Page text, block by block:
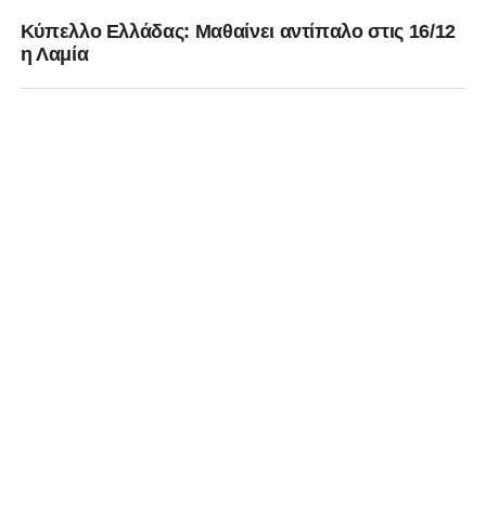
Kύπελλο Ελλάδας: Μαθαίνει αντίπαλο στις 16/12
η Λαμία